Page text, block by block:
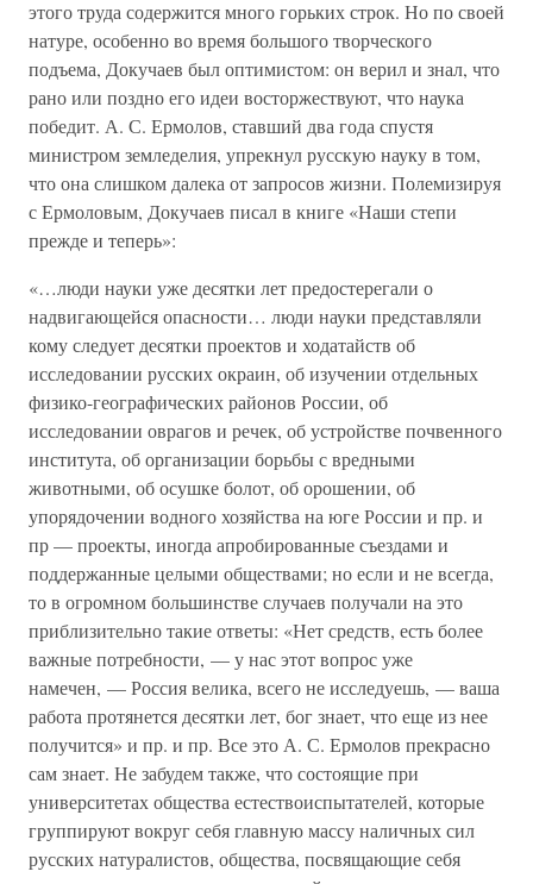
этого труда содержится много горьких строк. Но по своей
натуре, особенно во время большого творческого
подъема, Докучаев был оптимистом: он верил и знал, что
рано или поздно его идеи восторжествуют, что наука
победит. А. С. Ермолов, ставший два года спустя
министром земледелия, упрекнул русскую науку в том,
что она слишком далека от запросов жизни. Полемизируя
с Ермоловым, Докучаев писал в книге «Наши степи
прежде и теперь»:
«…люди науки уже десятки лет предостерегали о
надвигающейся опасности… люди науки представляли
кому следует десятки проектов и ходатайств об
исследовании русских окраин, об изучении отдельных
физико-географических районов России, об
исследовании оврагов и речек, об устройстве почвенного
института, об организации борьбы с вредными
животными, об осушке болот, об орошении, об
упорядочении водного хозяйства на юге России и пр. и
пр — проекты, иногда апробированные съездами и
поддержанные целыми обществами; но если и не всегда,
то в огромном большинстве случаев получали на это
приблизительно такие ответы: «Нет средств, есть более
важные потребности, — у нас этот вопрос уже
намечен, — Россия велика, всего не исследуешь, — ваша
работа протянется десятки лет, бог знает, что еще из нее
получится» и пр. и пр. Все это А. С. Ермолов прекрасно
сам знает. Не забудем также, что состоящие при
университетах общества естествоиспытателей, которые
группируют вокруг себя главную массу наличных сил
русских натуралистов, общества, посвящающие себя